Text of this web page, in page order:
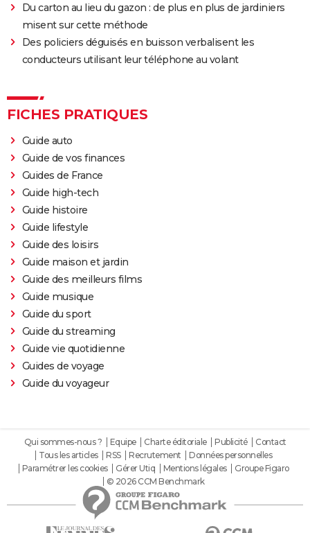
Du carton au lieu du gazon : de plus en plus de jardiniers
misent sur cette méthode
Des policiers déguisés en buisson verbalisent les
conducteurs utilisant leur téléphone au volant
FICHES PRATIQUES
Guide auto
Guide de vos finances
Guides de France
Guide high-tech
Guide histoire
Guide lifestyle
Guide des loisirs
Guide maison et jardin
Guide des meilleurs films
Guide musique
Guide du sport
Guide du streaming
Guide vie quotidienne
Guides de voyage
Guide du voyageur
Qui sommes-nous ? Equipe Charte éditoriale Publicité
Contact
Tous les articles
RSS Recrutement
Données personnelles
Paramétrer les cookies
Gérer Utiq Mentions légales
Groupe Figaro
© 2026 CCM Benchmark